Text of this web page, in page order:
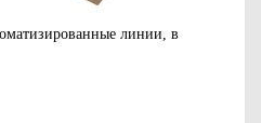
линии, в